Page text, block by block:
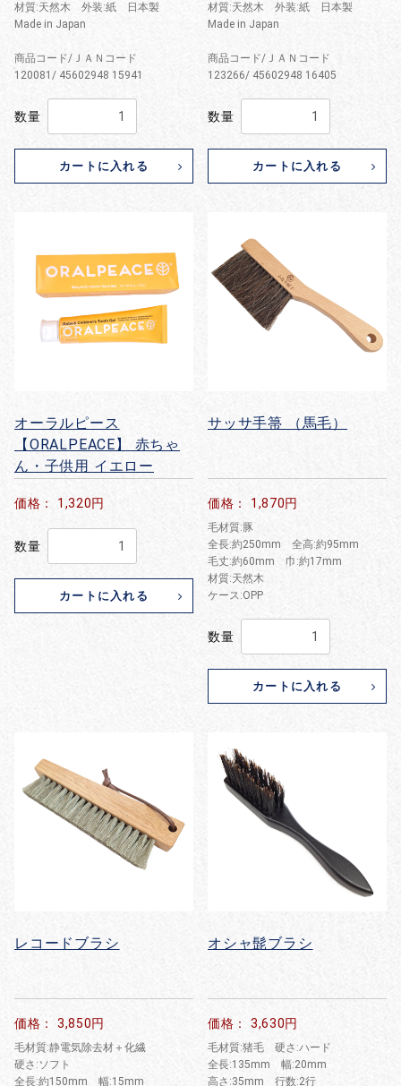
材質:天然木 外装:紙 日本製
Made in Japan
商品コード/ＪＡＮコード
120081/ 45602948 15941
数量
カートに入れる
材質:天然木 外装:紙 日本製
Made in Japan
商品コード/ＪＡＮコード
123266/ 45602948 16405
数量
カートに入れる
オーラルピース
【ORALPEACE】 赤ちゃ
ん・子供用 イエロー
価格： 1,320円
数量
カートに入れる
サッサ手箒 （馬毛）
価格： 1,870円
毛材質:豚
全長:約250mm 全高:約95mm
毛丈:約60mm 巾:約17mm
材質:天然木
ケース:OPP
数量
カートに入れる
レコードブラシ
価格： 3,850円
毛材質:静電気除去材＋化繊
硬さ:ソフト
全長:約150mm 幅:15mm
オシャ髭ブラシ
価格： 3,630円
毛材質:猪毛 硬さ:ハード
全長:135mm 幅:20mm
高さ:35mm 行数:2行